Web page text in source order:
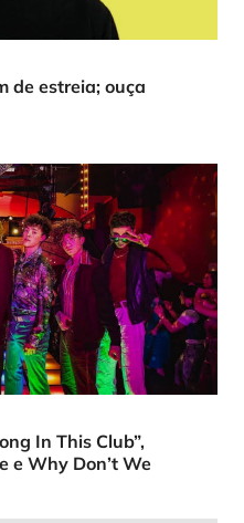
de estreia; ouça
In This Club”,
e Why Don’t We